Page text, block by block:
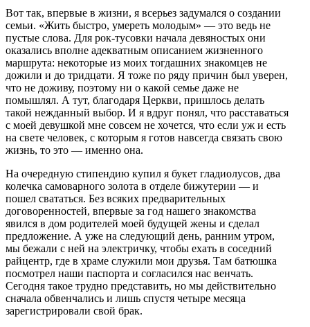
Вот так, впервые в жизни, я всерьез задумался о создании
семьи. «Жить быстро, умереть молодым» — это ведь не
пустые слова. Для рок-тусовки начала девяностых они
оказались вполне адекватным описанием жизненного
маршрута: некоторые из моих тогдашних знакомцев не
дожили и до тридцати. Я тоже по ряду причин был уверен,
что не доживу, поэтому ни о какой семье даже не
помышлял. А тут, благодаря Церкви, пришлось делать
такой нежданный выбор. И я вдруг понял, что расставаться
с моей девушкой мне совсем не хочется, что если уж и есть
на свете человек, с которым я готов навсегда связать свою
жизнь, то это — именно она.
На очередную стипендию купил я букет гладиолусов, два
колечка самоварного золота в отделе бижутерии — и
пошел свататься. Без всяких предварительных
договоренностей, впервые за год нашего знакомства
явился в дом родителей моей будущей жены и сделал
предложение. А уже на следующий день, ранним утром,
мы бежали с ней на электричку, чтобы ехать в соседний
райцентр, где в храме служили мои друзья. Там батюшка
посмотрел наши паспорта и согласился нас венчать.
Сегодня такое трудно представить, но мы действительно
сначала обвенчались и лишь спустя четыре месяца
зарегистрировали свой брак.